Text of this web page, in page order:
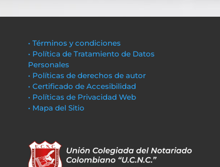
• Términos y condiciones
• Política de Tratamiento de Datos
Personales
• Políticas de derechos de autor
• Certificado de Accesibilidad
• Políticas de Privacidad Web
• Mapa del Sitio